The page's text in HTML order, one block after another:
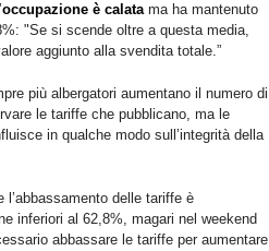
occupazione è calatama ha mantenuto
"Se si scende oltre a questa media,
aggiunto alla svendita totale.”
più albergatori aumentano il numero di
le tariffe che pubblicano, ma le
in qualche modo sull’integrità della
delle tariffe è
inferiori al 62,8%, magari nel weekend
abbassare le tariffe per aumentare